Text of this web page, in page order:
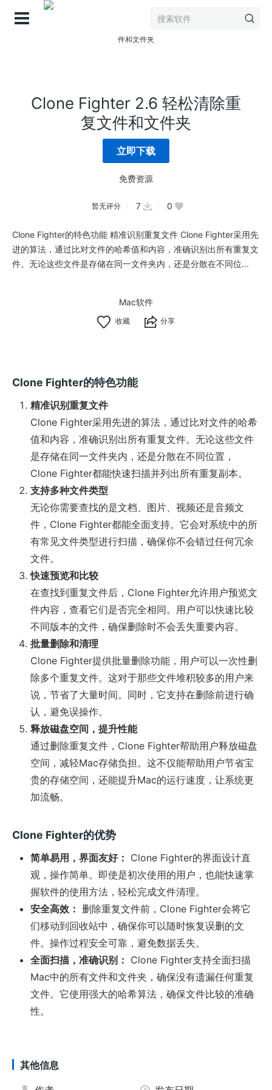
Clone Fighter 2.6 轻松清除重
复文件和文件夹
立即下载
免费资源
暂无评分 7 0
Clone Fighter的特色功能 精准识别重复文件 Clone Fighter采用先
进的算法，通过比对文件的哈希值和内容，准确识别出所有重复文
件。无论这些文件是存储在同一文件夹内，还是分散在不同位...
Mac软件
分享
Clone Fighter的特色功能
精准识别重复文件
Clone Fighter采用先进的算法，通过比对文件的哈希
值和内容，准确识别出所有重复文件。无论这些文件
是存储在同一文件夹内，还是分散在不同位置，
Clone Fighter都能快速扫描并列出所有重复副本。
支持多种文件类型
无论你需要查找的是文档、图片、视频还是音频文
件，Clone Fighter都能全面支持。它会对系统中的所
有常见文件类型进行扫描，确保你不会错过任何冗余
文件。
快速预览和比较
在查找到重复文件后，Clone Fighter允许用户预览文
件内容，查看它们是否完全相同。用户可以快速比较
不同版本的文件，确保删除时不会丢失重要内容。
批量删除和清理
Clone Fighter提供批量删除功能，用户可以一次性删
除多个重复文件。这对于那些文件堆积较多的用户来
说，节省了大量时间。同时，它支持在删除前进行确
认，避免误操作。
释放磁盘空间，提升性能
通过删除重复文件，Clone Fighter帮助用户释放磁盘
空间，减轻Mac存储负担。这不仅能帮助用户节省宝
贵的存储空间，还能提升Mac的运行速度，让系统更
加流畅。
Clone Fighter的优势
简单易用，界面友好： Clone Fighter的界面设计直
观，操作简单。即使是初次使用的用户，也能快速掌
握软件的使用方法，轻松完成文件清理。
安全高效： 删除重复文件前，Clone Fighter会将它
们移动到回收站中，确保你可以随时恢复误删的文
件。操作过程安全可靠，避免数据丢失。
全面扫描，准确识别： Clone Fighter支持全面扫描
Mac中的所有文件和文件夹，确保没有遗漏任何重复
文件。它使用强大的哈希算法，确保文件比较的准确
性。
其他信息